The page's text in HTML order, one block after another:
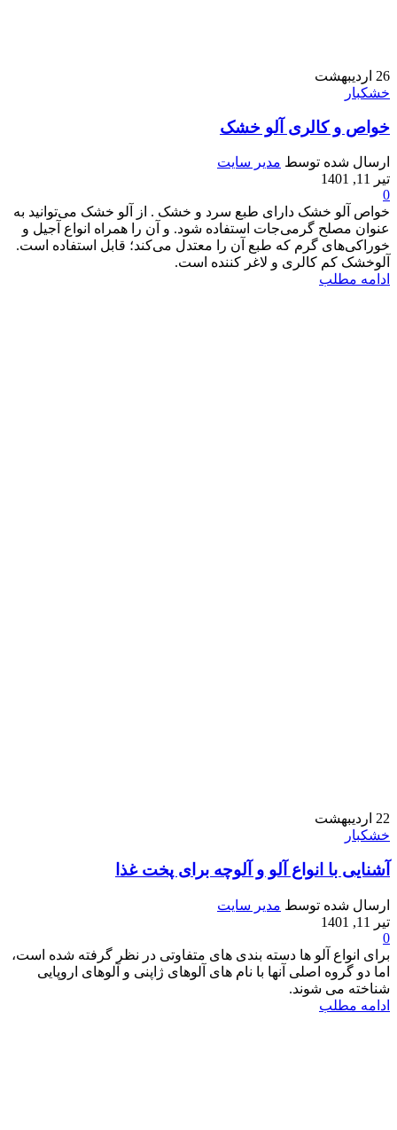
26 اردیبهشت
خشکبار
خواص و کالری آلو خشک
ارسال شده توسط مدیر سایت
تیر 11, 1401
0
خواص آلو خشک دارای طبع سرد و خشک . از آلو خشک می‌توانید به
عنوان مصلح گرمی‌جات استفاده شود. و آن را همراه انواع آجیل و
خوراکی‌های گرم که طبع آن را معتدل می‌کند؛ قابل استفاده است.
آلوخشک کم کالری و لاغر کننده است.
ادامه مطلب
22 اردیبهشت
خشکبار
آشنایی با انواع آلو و آلوچه برای پخت غذا
ارسال شده توسط مدیر سایت
تیر 11, 1401
0
برای انواع آلو ها دسته بندی های متفاوتی در نظر گرفته شده است،
اما دو گروه اصلی آنها با نام های آلوهای ژاپنی و آلوهای اروپایی
شناخته می شوند.
ادامه مطلب